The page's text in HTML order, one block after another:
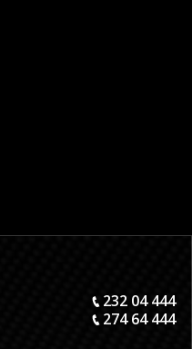
232 04 444
274 64 444